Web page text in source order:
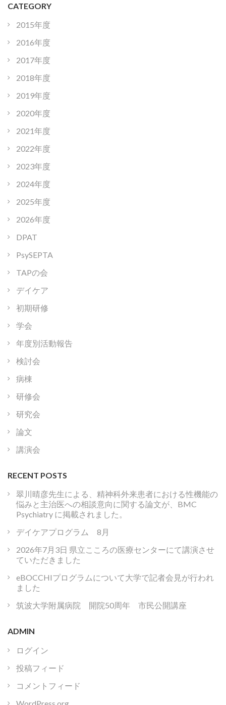
CATEGORY
2015年度
2016年度
2017年度
2018年度
2019年度
2020年度
2021年度
2022年度
2023年度
2024年度
2025年度
2026年度
DPAT
PsySEPTA
TAPの会
デイケア
初期研修
学会
年度別活動報告
検討会
病棟
研修会
研究会
論文
講演会
RECENT POSTS
翠川晴彦先生による、精神科外来患者における性機能の
悩みと主治医への相談意向に関する論文が、BMC
Psychiatry に掲載されました。
デイケアプログラム 8月
2026年7月3日 県立こころの医療センターにて講演させ
ていただきました
eBOCCHIプログラムについて大学で記者会見が行われ
ました
筑波大学附属病院 開院50周年 市民公開講座
ADMIN
ログイン
投稿フィード
コメントフィード